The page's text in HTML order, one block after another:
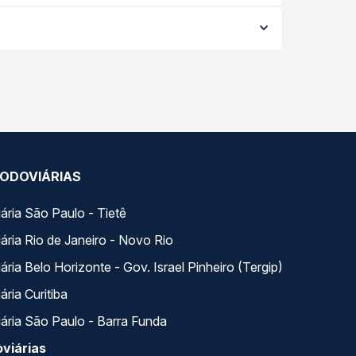
oferta para o seu roteiro.
São Paulo - Tietê
Rio de Janeiro - Novo Rio
Belo Horizonte - Gov. Israel Pinheiro (Tergip)
Curitiba
São Paulo - Barra Funda